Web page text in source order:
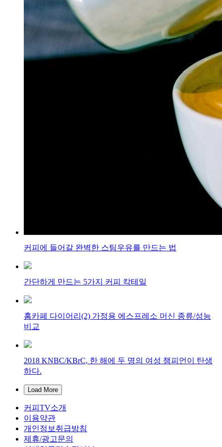
커피에 들어갈 완벽한 스팀우유를 만드는 법
간단하게 만드는 5가지 커피 칵테일
홈카페 다이어리(2) 가정용 에스프레소 머신 종류/성능
비교
2018 KNBC/KBrC, 한 해에 두 명의 여성 챔피언이 탄생
하다.
Load More
커피TV소개
이용약관
개인정보취급방침
제휴/광고문의